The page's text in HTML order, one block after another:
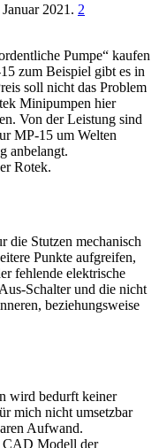
2021 . 2
Pumpe“ kaufen
zum Beispiel gibt es in
soll nicht das Problem
Minipumpen hier
Von der Leistung sind
MP-15 um Welten
anbelangt.
Rotek.
die Stutzen mechanisch
Punkte aufgreifen,
fehlende elektrische
Schalter und die nicht
beziehungsweise
wird bedurft keiner
mich nicht umsetzbar
Aufwand.
CAD Modell der